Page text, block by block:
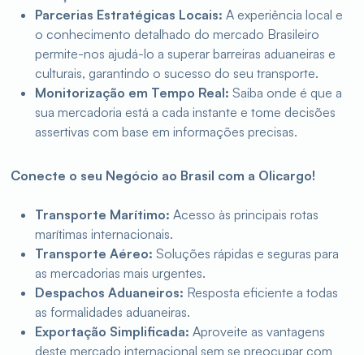
Parcerias Estratégicas Locais:A experiência local e
o conhecimento detalhado do mercado Brasileiro
permite-nos ajudá-lo a superar barreiras aduaneiras e
culturais, garantindo o sucesso do seu transporte.
Monitorização em Tempo Real: Saiba onde é que a
sua mercadoria está a cada instante e tome decisões
assertivas com base em informações precisas.
Conecte o seu Negócio ao Brasil com a Olicargo!
Transporte Marítimo: Acesso às principais rotas
marítimas internacionais.
Transporte Aéreo: Soluções rápidas e seguras para
as mercadorias mais urgentes.
Despachos Aduaneiros: Resposta eficiente a todas
as formalidades aduaneiras.
Exportação Simplificada: Aproveite as vantagens
deste mercado internacional sem se preocupar com